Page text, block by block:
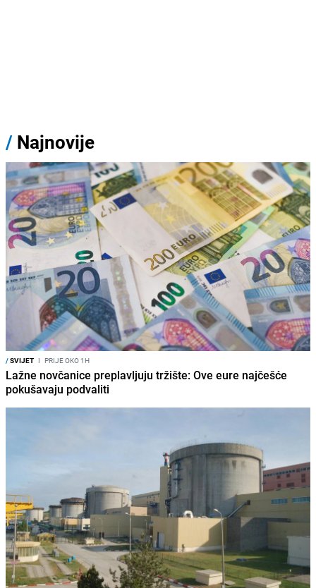
/ Najnovije
/SVIJET I PRIJE OKO 1H
Lažne novčanice preplavljuju tržište: Ove eure najčešće
pokušavaju podvaliti